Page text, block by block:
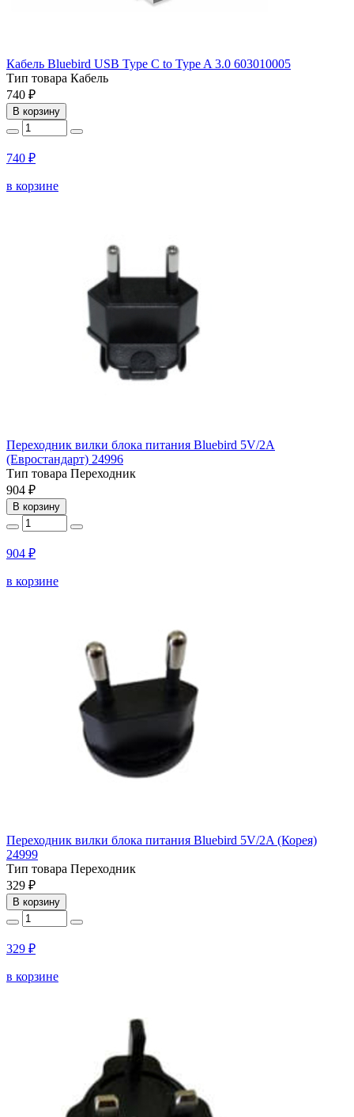
Кабель Bluebird USB Type C to Type A 3.0 603010005
Тип товара Кабель
740 ₽
В корзину
740 ₽
в корзине
Переходник вилки блока питания Bluebird 5V/2A
(Евростандарт) 24996
Тип товара Переходник
904 ₽
В корзину
904 ₽
в корзине
Переходник вилки блока питания Bluebird 5V/2A (Корея)
24999
Тип товара Переходник
329 ₽
В корзину
329 ₽
в корзине